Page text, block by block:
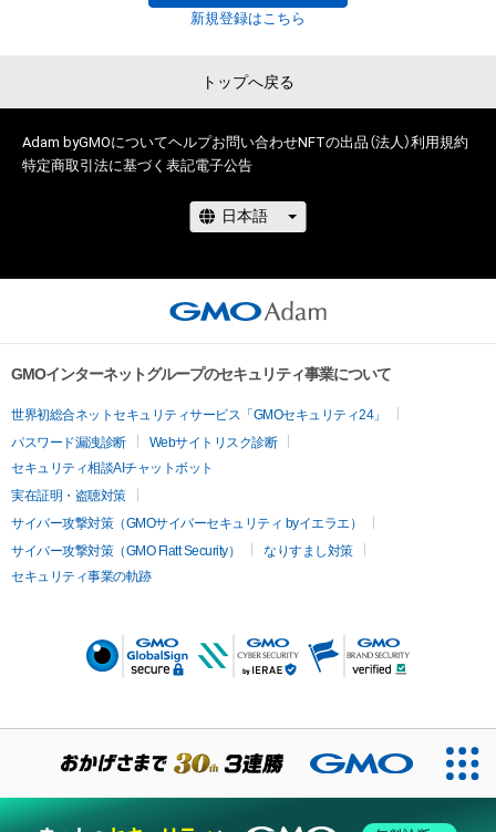
新規登録はこちら
トップへ戻る
Adam byGMOについてヘルプお問い合わせNFTの出品（法人）利用規約
特定商取引法に基づく表記電子公告
GMOインターネットグループのセキュリティ事業について
世界初総合ネットセキュリティサービス「GMOセキュリティ24」
パスワード漏洩診断
Webサイトリスク診断
セキュリティ相談AIチャットボット
実在証明・盗聴対策
サイバー攻撃対策（GMOサイバーセキュリティ byイエラエ）
サイバー攻撃対策（GMO Flatt Security）
なりすまし対策
セキュリティ事業の軌跡